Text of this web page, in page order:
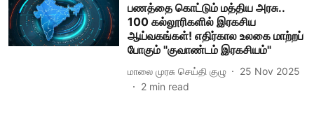
பணத்தை கொட்டும் மத்திய அரசு..
100 கல்லூரிகளில் இரகசிய
ஆய்வகங்கள்! எதிர்கால உலகை மாற்றப்
போகும் "குவாண்டம் இரகசியம்"
மாலை முரசு செய்தி குழு
25 Nov 2025
2 min read